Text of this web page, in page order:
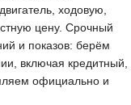
ходовую,
цену. Срочный
и показов: берём
включая кредитный,
официально и